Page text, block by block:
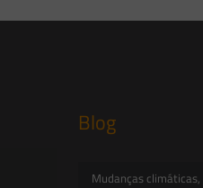
Blog
Mudanças